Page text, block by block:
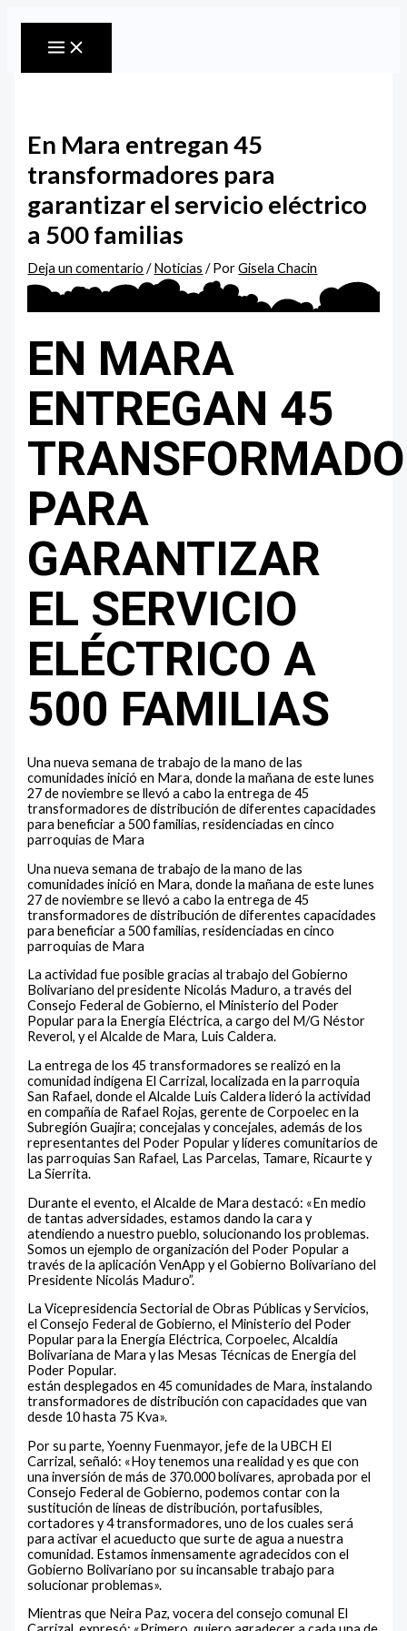
contenido
En Mara entregan 45
transformadores para
garantizar el servicio eléctrico
a 500 familias
Deja un comentario /Noticias / PorGisela Chacin
EN MARA
ENTREGAN 45
PARA
GARANTIZAR
EL SERVICIO
ELÉCTRICO A
500 FAMILIAS
Una nueva semana de trabajo de la mano de las
comunidades inició en Mara, donde la mañana de este lunes
27 de noviembre se llevó a cabo la entrega de 45
transformadores de distribución de diferentes capacidades
para beneficiar a 500 familias, residenciadas en cinco
parroquias de Mara
Una nueva semana de trabajo de la mano de las
comunidades inició en Mara, donde la mañana de este lunes
27 de noviembre se llevó a cabo la entrega de 45
transformadores de distribución de diferentes capacidades
para beneficiar a 500 familias, residenciadas en cinco
parroquias de Mara
La actividad fue posible gracias al trabajo del Gobierno
Bolivariano del presidente Nicolás Maduro, a través del
Consejo Federal de Gobierno, el Ministerio del Poder
Popular para la Energía Eléctrica, a cargo del M/G Néstor
Reverol, y el Alcalde de Mara, Luis Caldera.
La entrega de los 45 transformadores se realizó en la
comunidad indígena El Carrizal, localizada en la parroquia
San Rafael, donde el Alcalde Luis Caldera lideró la actividad
en compañía de Rafael Rojas, gerente de Corpoelec en la
Subregión Guajira; concejalas y concejales, además de los
representantes del Poder Popular y líderes comunitarios de
las parroquias San Rafael, Las Parcelas, Tamare, Ricaurte y
La Sierrita.
Durante el evento, el Alcalde de Mara destacó: «En medio
de tantas adversidades, estamos dando la cara y
atendiendo a nuestro pueblo, solucionando los problemas.
Somos un ejemplo de organización del Poder Popular a
través de la aplicación VenApp y el Gobierno Bolivariano del
Presidente Nicolás Maduro”.
La Vicepresidencia Sectorial de Obras Públicas y Servicios,
el Consejo Federal de Gobierno, el Ministerio del Poder
Popular para la Energía Eléctrica, Corpoelec, Alcaldía
Bolivariana de Mara y las Mesas Técnicas de Energía del
Poder Popular.
están desplegados en 45 comunidades de Mara, instalando
transformadores de distribución con capacidades que van
desde 10 hasta 75 Kva».
Por su parte, Yoenny Fuenmayor, jefe de la UBCH El
Carrizal, señaló: «Hoy tenemos una realidad y es que con
una inversión de más de 370.000 bolívares, aprobada por el
Consejo Federal de Gobierno, podemos contar con la
sustitución de líneas de distribución, portafusibles,
cortadores y 4 transformadores, uno de los cuales será
para activar el acueducto que surte de agua a nuestra
comunidad. Estamos inmensamente agradecidos con el
Gobierno Bolivariano por su incansable trabajo para
solucionar problemas».
Mientras que Neira Paz, vocera del consejo comunal El
aquí...
electrónico*